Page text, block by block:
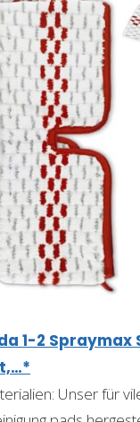
1-2 Spraymax
Unser für